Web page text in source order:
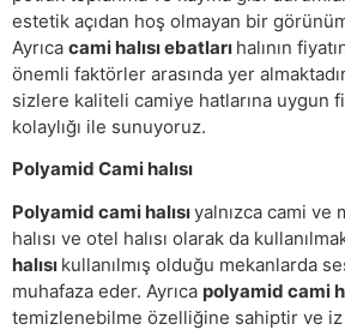
estetik açıdan hoş olmayan bir
Ayrıca cami halısı ebatları halının
önemli faktörler arasında yer
sizlere kaliteli camiye hatlarına uygun
kolaylığı ile sunuyoruz.
Polyamid Cami halısı
Polyamid cami halısıyalnızca cami
halısı ve otel halısı olarak da
halısı kullanılmış olduğu mekanlarda
muhafaza eder. Ayrıca polyamid cami
temizlenebilme özelliğine sahiptir ve iz